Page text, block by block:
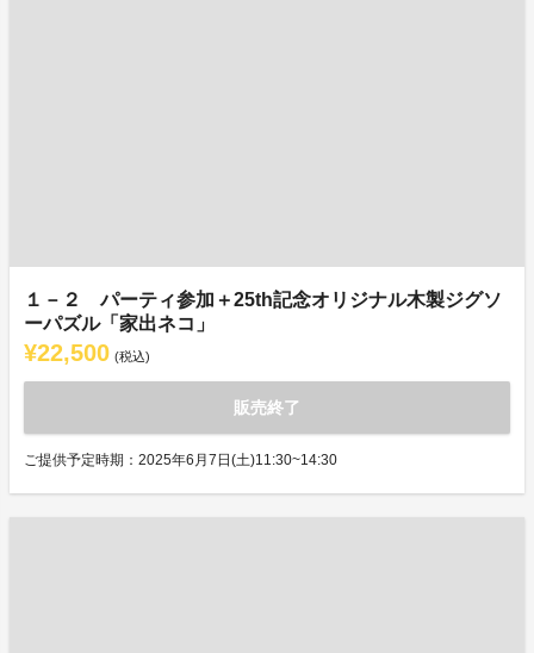
１－２ パーティ参加＋25th記念オリジナル木製ジグソ
ーパズル「家出ネコ」
¥22,500 (税込)
販売終了
ご提供予定時期：2025年6月7日(土)11:30~14:30